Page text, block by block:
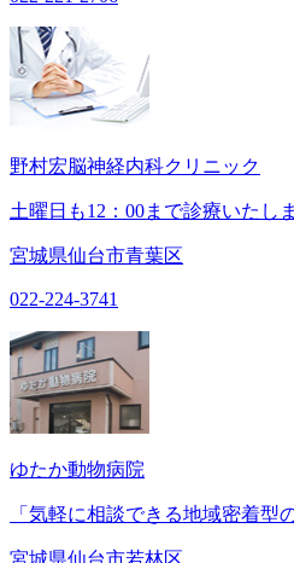
野村宏脳神経内科クリニック
土曜日も12：00まで診療いたし
宮城県仙台市青葉区
022-224-3741
ゆたか動物病院
「気軽に相談できる地域密着型